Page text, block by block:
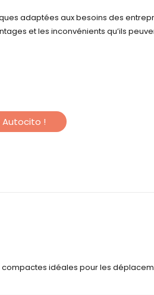
adaptées aux besoins des
et les inconvénients qu’ils
Autocito !
idéales pour les